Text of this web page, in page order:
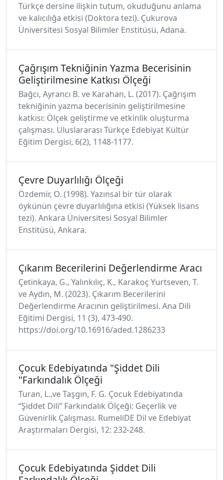
Türkçe dersine ilişkin tutum, okuduğunu anlama
ve kalıcılığa etkisi (Doktora tezi). Çukurova
Üniversitesi Sosyal Bilimler Enstitüsü, Adana.
Çağrışım Tekniğinin Yazma Becerisinin
Geliştirilmesine Katkısı Ölçeği
Bağcı, Ayrancı B. ve Karahan, L. (2017). Çağrışım
tekniğinin yazma becerisinin geliştirilmesine
katkısı: Ölçek geliştirme ve etkinlik oluşturma
çalışması. Uluslararası Türkçe Edebiyat Kültür
Eğitim Dergisi, 6(2), 1148-1177.
Çevre Duyarlılığı Ölçeği
Özdemir, O. (1998). Yazınsal bir tür olarak
öykünün çevre duyarlılığına etkisi (Yüksek lisans
tezi). Ankara Üniversitesi Sosyal Bilimler
Enstitüsü, Ankara.
Çıkarım Becerilerini Değerlendirme Aracı
Çetinkaya, G., Yalınkılıç, K., Karakoç Yurtseven, T.
ve Aydın, M. (2023). Çıkarım Becerilerini
Değerlendirme Aracının geliştirilmesi. Ana Dili
Eğitimi Dergisi, 11 (3), 473-490.
https://doi.org/10.16916/aded.1286233
Çocuk Edebiyatında "Şiddet Dili
"Farkındalık Ölçeği
Turan, L.,ve Taşgın, F. G. Çocuk Edebiyatında
“Şiddet Dili” Farkındalık Ölçeği: Geçerlik ve
Güvenirlik Çalışması. RumeliDE Dil ve Edebiyat
Araştırmaları Dergisi, 12: 232-248.
Çocuk Edebiyatında Şiddet Dili